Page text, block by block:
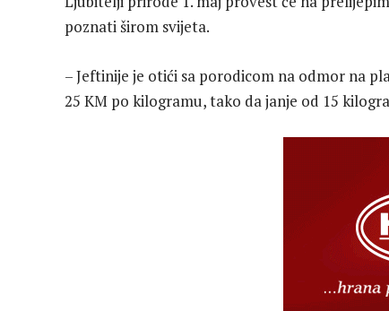
poznati širom svijeta.
– Jeftinije je otići sa porodicom na odmor na
25 KM po kilogramu, tako da janje od 15